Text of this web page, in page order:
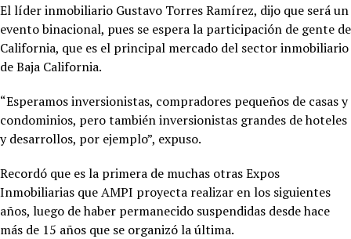
El líder inmobiliario Gustavo Torres Ramírez, dijo que será un
evento binacional, pues se espera la participación de gente de
California, que es el principal mercado del sector inmobiliario
de Baja California.
“Esperamos inversionistas, compradores pequeños de casas y
condominios, pero también inversionistas grandes de hoteles
y desarrollos, por ejemplo”, expuso.
Recordó que es la primera de muchas otras Expos
Inmobiliarias que AMPI proyecta realizar en los siguientes
años, luego de haber permanecido suspendidas desde hace
más de 15 años que se organizó la última.